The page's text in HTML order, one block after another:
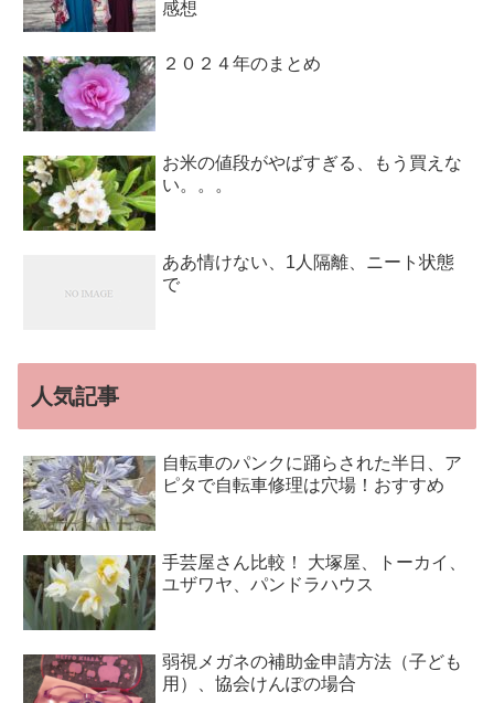
感想
２０２４年のまとめ
お米の値段がやばすぎる、もう買えな
い。。。
ああ情けない、1人隔離、ニート状態
で
人気記事
自転車のパンクに踊らされた半日、ア
ピタで自転車修理は穴場！おすすめ
手芸屋さん比較！ 大塚屋、トーカイ、
ユザワヤ、パンドラハウス
弱視メガネの補助金申請方法（子ども
用）、協会けんぽの場合